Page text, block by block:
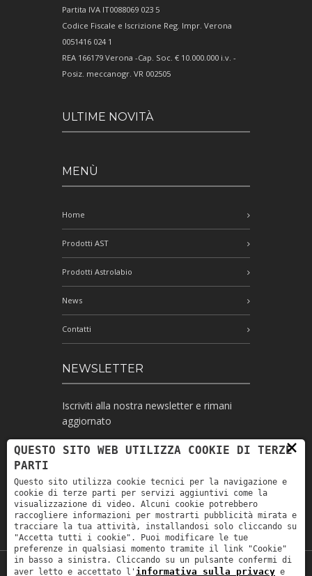
Partita IVA IT0088069 023 5
Codice Fiscale e Iscrizione Reg. Impr. Verona
0051416 024 1
REA 166179 Verona -Cap. Soc. € 10.000.000 i.v. -
Posiz. meccanogr. VR 002505
ULTIME NOVITÀ
MENÙ
Home
Prodotti AST
Prodotti Astrolabio
News
Contatti
NEWSLETTER
Iscriviti alla nostra newsletter e rimani
aggiornato
Ho letto l'informativa e autorizzo il
trattamento dei miei dati personali per le
finalità ivi indicate *
×
QUESTO SITO WEB UTILIZZA COOKIE DI TERZE
PARTI
Questo sito utilizza cookie tecnici per la navigazione e
cookie di terze parti per servizi aggiuntivi come la
visualizzazione di video. Alcuni cookie potrebbero
raccogliere informazioni per mostrarti pubblicità mirata e
tracciare la tua attività, installandosi solo cliccando su
"Accetta tutti i cookie". Puoi modificare le tue
preferenze in qualsiasi momento tramite il link "Cookie"
in basso a sinistra. Cliccando su un pulsante confermi di
aver letto e accettato l' informativa sulla privacy e